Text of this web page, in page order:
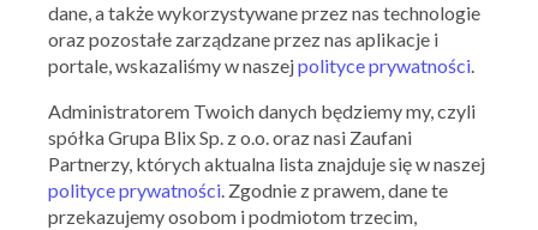
05.05.2016 - 31.05.2016
dane, a także wykorzystywane przez nas technologie
oraz pozostałe zarządzane przez nas aplikacje i
portale, wskazaliśmy w naszejpolityce prywatności.
Administratorem Twoich danych będziemy my, czyli
spółka Grupa Blix Sp. z o.o. oraz nasi Zaufani
Partnerzy, których aktualna lista znajduje się w naszej
polityce prywatności. Zgodnie z prawem, dane te
przekazujemy osobom i podmiotom trzecim,